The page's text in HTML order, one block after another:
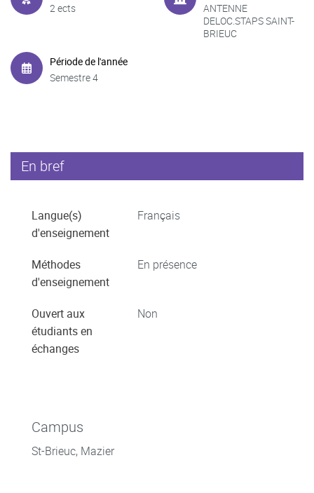
2 ects
ANTENNE
DELOC.STAPS SAINT-
BRIEUC
Période de l'année
Semestre 4
En bref
Langue(s)
d'enseignement
Français
Méthodes
d'enseignement
En présence
Ouvert aux
étudiants en
échanges
Non
Campus
St-Brieuc, Mazier